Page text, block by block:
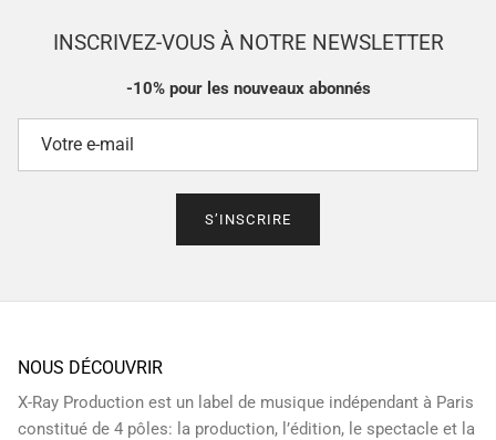
INSCRIVEZ-VOUS À NOTRE NEWSLETTER
-10% pour les nouveaux abonnés
S’INSCRIRE
NOUS DÉCOUVRIR
X-Ray Production est un label de musique indépendant à Paris
constitué de 4 pôles: la production, l’édition, le spectacle et la